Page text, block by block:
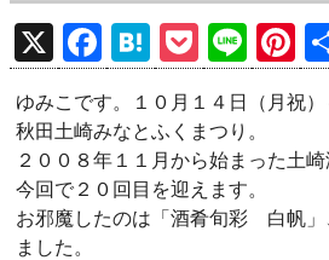
X
F
a
ce
b
o
o
H
at
e
n
a
P
o
ck
et
Li
n
e
Pi
nt
er
ゆみこです。１０月１４日（月祝
秋田土崎みなとふくまつり。
２００８年１１月から始まった土
今回で２０回目を迎えます。
お邪魔したのは「酒肴旬彩 白帆」
ました。